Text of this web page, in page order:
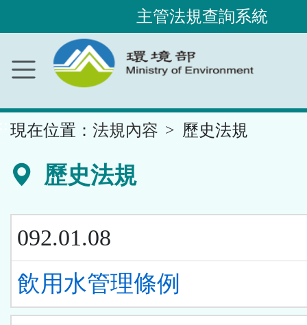
內
容
主管法規查詢系統
現在位置： 法規內容 歷史法規
歷史法規
092.01.08
飲用水管理條例